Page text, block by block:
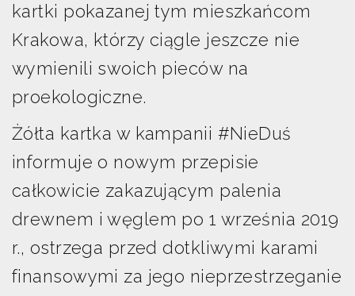
kartki pokazanej tym mieszkańcom
Krakowa, którzy ciągle jeszcze nie
wymienili swoich pieców na
proekologiczne.
Żółta kartka w kampanii #NieDuś
informuje o nowym przepisie
całkowicie zakazującym palenia
drewnem i węglem po 1 września 2019
r., ostrzega przed dotkliwymi karami
finansowymi za jego nieprzestrzeganie